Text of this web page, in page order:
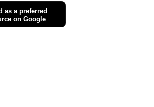
as a preferred
on Google